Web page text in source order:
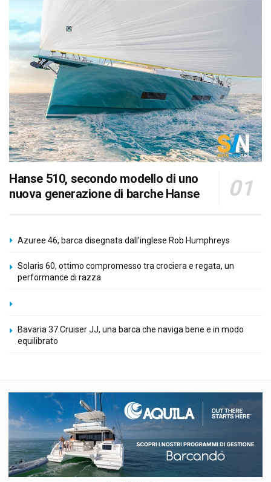
Hanse 510, secondo modello di uno
nuova generazione di barche Hanse
Azuree 46, barca disegnata dall’inglese Rob Humphreys
Solaris 60, ottimo compromesso tra crociera e regata, un
performance di razza
Bavaria 37 Cruiser JJ, una barca che naviga bene e in modo
equilibrato